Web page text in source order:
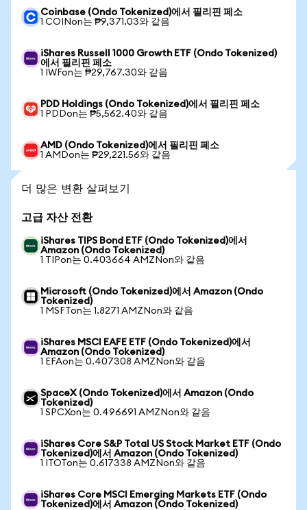
Coinbase (Ondo Tokenized)에서 필리핀 페소
1 COINon는 ₱9,371.03와 같음
iShares Russell 1000 Growth ETF (Ondo Tokenized)
에서 필리핀 페소
1 IWFon는 ₱29,767.30와 같음
PDD Holdings (Ondo Tokenized)에서 필리핀 페소
1 PDDon는 ₱5,562.40와 같음
AMD (Ondo Tokenized)에서 필리핀 페소
1 AMDon는 ₱29,221.56와 같음
더 많은 변환 살펴보기
고급 자산 전환
iShares TIPS Bond ETF (Ondo Tokenized)에서
Amazon (Ondo Tokenized)
1 TIPon는 0.403664 AMZNon와 같음
Microsoft (Ondo Tokenized)에서 Amazon (Ondo
Tokenized)
1 MSFTon는 1.8271 AMZNon와 같음
iShares MSCI EAFE ETF (Ondo Tokenized)에서
Amazon (Ondo Tokenized)
1 EFAon는 0.407308 AMZNon와 같음
SpaceX (Ondo Tokenized)에서 Amazon (Ondo
Tokenized)
1 SPCXon는 0.496691 AMZNon와 같음
iShares Core S&P Total US Stock Market ETF (Ondo
Tokenized)에서 Amazon (Ondo Tokenized)
1 ITOTon는 0.617338 AMZNon와 같음
iShares Core MSCI Emerging Markets ETF (Ondo
Tokenized)에서 Amazon (Ondo Tokenized)